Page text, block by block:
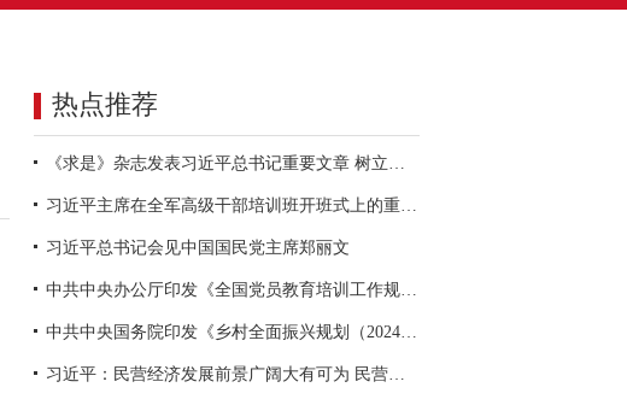
热点推荐
《求是》杂志发表习近平总书记重要文章 树立和践行正确政绩观
习近平主席在全军高级干部培训班开班式上的重要讲话引领全军开展思想整风、深化政治整训
习近平总书记会见中国国民党主席郑丽文
中共中央办公厅印发《全国党员教育培训工作规划（2024－2028年）》
中共中央国务院印发《乡村全面振兴规划（2024—2027年）》
习近平：民营经济发展前景广阔大有可为 民营企业和民营企业家大显身手正当其时